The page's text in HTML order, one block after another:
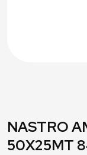
NASTRO
50X25MT